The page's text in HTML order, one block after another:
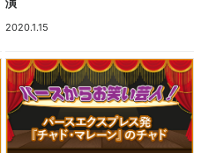
2020.1.15